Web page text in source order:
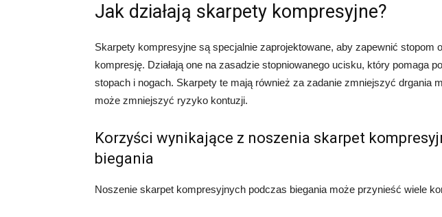
Jak działają skarpety kompresyjne?
Skarpety kompresyjne są specjalnie zaprojektowane, aby zapewnić stopom
kompresję. Działają one na zasadzie stopniowanego ucisku, który pomaga
stopach i nogach. Skarpety te mają również za zadanie zmniejszyć drgania
może zmniejszyć ryzyko kontuzji.
Korzyści wynikające z noszenia skarpet
biegania
Noszenie skarpet kompresyjnych podczas biegania może przynieść wiele